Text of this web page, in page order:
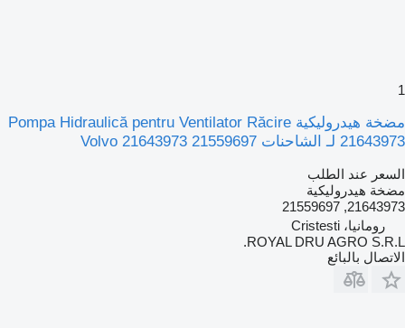
1
مضخة هيدروليكية Pompa Hidraulică pentru Ventilator Răcire
21643973 لـ الشاحنات Volvo 21643973 21559697
السعر عند الطلب
مضخة هيدروليكية
21643973, 21559697
رومانيا، Cristesti
ROYAL DRU AGRO S.R.L.
الاتصال بالبائع